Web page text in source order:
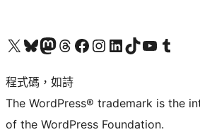
查看我們的 X (之前的 Twitter) 帳號造訪我們的 Bluesky 帳號造訪我們的 Mastodon 帳號造訪我們的 Threads 帳號 造訪我們的 Facebook 粉絲專頁Visit our Instagram account
Visit our LinkedIn account
造訪我們的 TikTok 帳號Visit our YouTube channel
造訪我們的 Tumblr 帳號
程式碼，如詩
The WordPress® trademark is the
of the WordPress Foundation.